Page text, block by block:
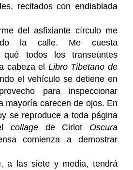
recitados con endiablada
del asfixiante círculo me
la calle. Me cuesta
qué todos los transeúntes
cabeza el Libro Tibetano de
el vehículo se detiene en
para inspeccionar
mayoría carecen de ojos. En
se reproduce a toda página
collagede Cirlot Oscura
comienza a demostrar
a las siete y media, tendrá